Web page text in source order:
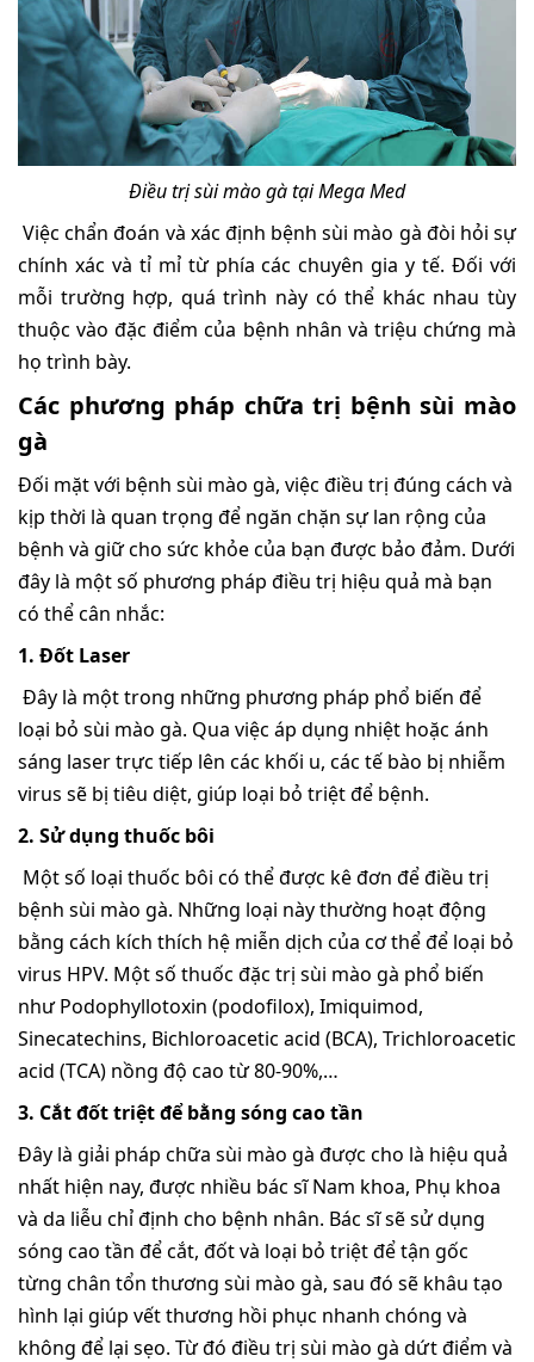
Điều trị sùi mào gà tại Mega Med
Việc chẩn đoán và xác định bệnh sùi mào gà đòi hỏi sự
chính xác và tỉ mỉ từ phía các chuyên gia y tế. Đối với
mỗi trường hợp, quá trình này có thể khác nhau tùy
thuộc vào đặc điểm của bệnh nhân và triệu chứng mà
họ trình bày.
Các phương pháp chữa trị bệnh sùi mào
gà
Đối mặt với bệnh sùi mào gà, việc điều trị đúng cách và
kịp thời là quan trọng để ngăn chặn sự lan rộng của
bệnh và giữ cho sức khỏe của bạn được bảo đảm. Dưới
đây là một số phương pháp điều trị hiệu quả mà bạn
có thể cân nhắc:
1. Đốt Laser
Đây là một trong những phương pháp phổ biến để
loại bỏ sùi mào gà. Qua việc áp dụng nhiệt hoặc ánh
sáng laser trực tiếp lên các khối u, các tế bào bị nhiễm
virus sẽ bị tiêu diệt, giúp loại bỏ triệt để bệnh.
2. Sử dụng thuốc bôi
Một số loại thuốc bôi có thể được kê đơn để điều trị
bệnh sùi mào gà. Những loại này thường hoạt động
bằng cách kích thích hệ miễn dịch của cơ thể để loại bỏ
virus HPV. Một số thuốc đặc trị sùi mào gà phổ biến
như Podophyllotoxin (podofilox), Imiquimod,
Sinecatechins, Bichloroacetic acid (BCA), Trichloroacetic
acid (TCA) nồng độ cao từ 80-90%,…
3. Cắt đốt triệt để bằng sóng cao tần
Đây là giải pháp chữa sùi mào gà được cho là hiệu quả
nhất hiện nay, được nhiều bác sĩ Nam khoa, Phụ khoa
và da liễu chỉ định cho bệnh nhân. Bác sĩ sẽ sử dụng
sóng cao tần để cắt, đốt và loại bỏ triệt để tận gốc
từng chân tổn thương sùi mào gà, sau đó sẽ khâu tạo
hình lại giúp vết thương hồi phục nhanh chóng và
không để lại sẹo. Từ đó điều trị sùi mào gà dứt điểm và